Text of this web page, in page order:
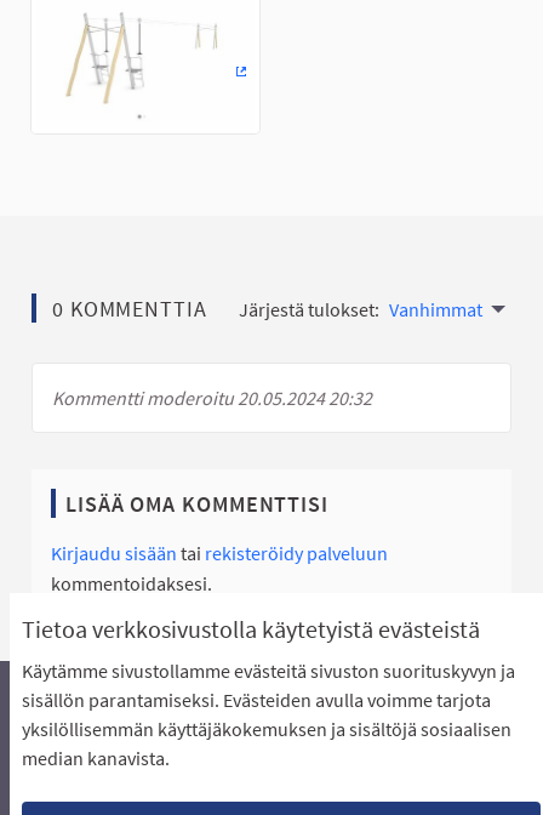
Tietoa verkkosivustolla käytetyistä evästeistä
Käytämme sivustollamme evästeitä sivuston suorituskyvyn ja
sisällön parantamiseksi. Evästeiden avulla voimme tarjota
yksilöllisemmän käyttäjäkokemuksen ja sisältöjä sosiaalisen
median kanavista.
0 KOMMENTTIA Järjestä tulokset: Vanhimmat
Kommentti moderoitu 20.05.2024 20:32
LISÄÄ OMA KOMMENTTISI
Kirjaudu sisään tai rekisteröidy palveluun
kommentoidaksesi.
Äänestyksen pikaohjeet
Usein kysytyt kysymykset
Näin äänestät Asukasbudjetissa